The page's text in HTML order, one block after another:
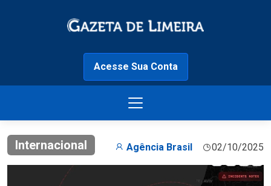
Acesse Sua Conta
Internacional Agência Brasil 02/10/2025